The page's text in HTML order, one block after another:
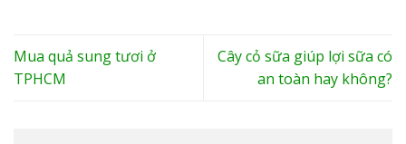
Mua quả sung tươi ở
TPHCM
Cây cỏ sữa giúp lợi sữa có
an toàn hay không?